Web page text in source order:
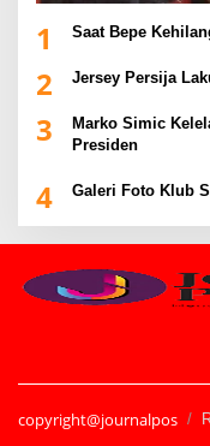
1 Saat Bepe
2 Jersey Persija
3
Marko Simic
Presiden
4 Galeri Foto Klub
copyright@journalpos